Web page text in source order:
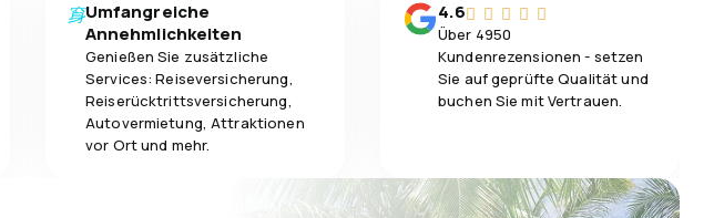
Umfangreiche
Annehmlichkeiten
Genießen Sie zusätzliche
Services: Reiseversicherung,
Reiserücktrittsversicherung,
Autovermietung, Attraktionen
vor Ort und mehr.
4.6
Über 4950
Kundenrezensionen - setzen
Sie auf geprüfte Qualität und
buchen Sie mit Vertrauen.